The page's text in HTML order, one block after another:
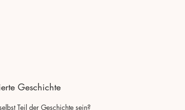
Geschichte
Teil der Geschichte sein?